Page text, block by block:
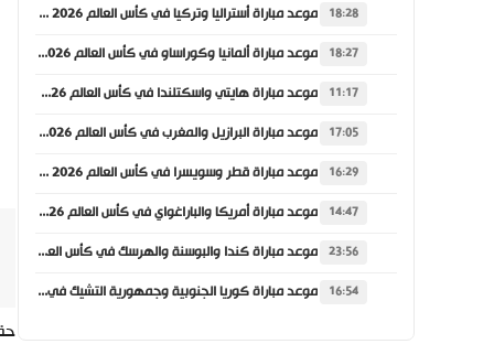
18:28 موعد مباراة أستراليا وتركيا في كأس العالم 2026 والقنوات الناقلة
18:27 موعد مباراة ألمانيا وكوراساو في كأس العالم 2026 والقنوات الناقلة
11:17 موعد مباراة هايتي واسكتلندا في كأس العالم 2026 والقنوات الناقلة
17:05 موعد مباراة البرازيل والمغرب في كأس العالم 2026 والقنوات الناقلة
16:29 موعد مباراة قطر وسويسرا في كأس العالم 2026 والقنوات الناقلة
14:47 موعد مباراة أمريكا والباراغواي في كأس العالم 2026 والقنوات الناقلة
23:56 موعد مباراة كندا والبوسنة والهرسك في كأس العالم 2026 والقنوات الناقلة
16:54 موعد مباراة كوريا الجنوبية وجمهورية التشيك في كأس العالم 2026 والقنوات الناقلة